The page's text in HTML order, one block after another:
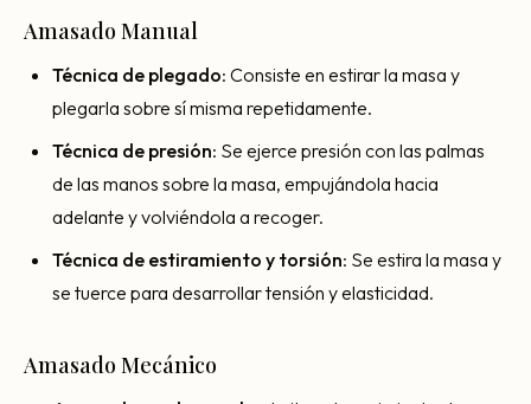
Amasado Manual
Técnica de plegado: Consiste en estirar la masa y
plegarla sobre sí misma repetidamente.
Técnica de presión: Se ejerce presión con las palmas
de las manos sobre la masa, empujándola hacia
adelante y volviéndola a recoger.
Técnica de estiramiento y torsión: Se estira la masa y
se tuerce para desarrollar tensión y elasticidad.
Amasado Mecánico